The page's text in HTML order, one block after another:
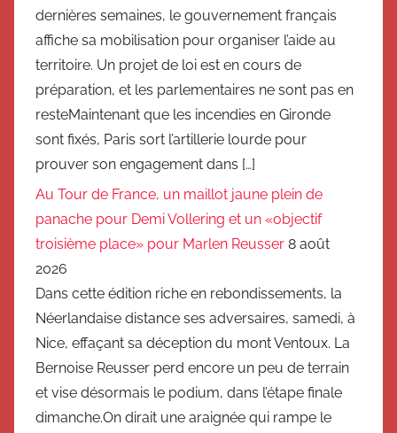
dernières semaines, le gouvernement français
affiche sa mobilisation pour organiser l’aide au
territoire. Un projet de loi est en cours de
préparation, et les parlementaires ne sont pas en
resteMaintenant que les incendies en Gironde
sont fixés, Paris sort l’artillerie lourde pour
prouver son engagement dans […]
Au Tour de France, un maillot jaune plein de
panache pour Demi Vollering et un «objectif
troisième place» pour Marlen Reusser 8 août
2026
Dans cette édition riche en rebondissements, la
Néerlandaise distance ses adversaires, samedi, à
Nice, effaçant sa déception du mont Ventoux. La
Bernoise Reusser perd encore un peu de terrain
et vise désormais le podium, dans l’étape finale
dimanche.On dirait une araignée qui rampe le